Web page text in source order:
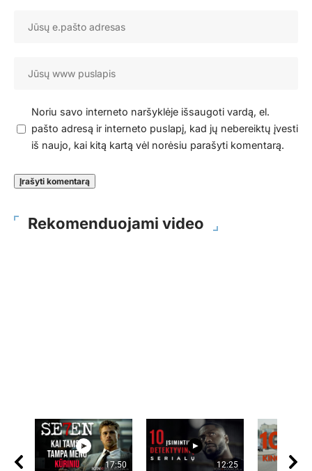
Noriu savo interneto naršyklėje išsaugoti vardą, el.
pašto adresą ir interneto puslapį, kad jų nebereiktų įvesti
iš naujo, kai kitą kartą vėl norėsiu parašyti komentarą.
Rekomenduojami video
17:50 12:25